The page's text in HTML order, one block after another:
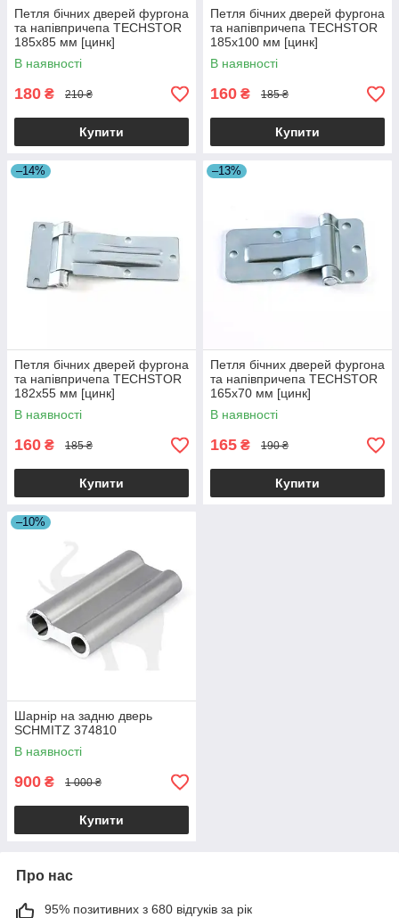
Петля бічних дверей фургона
та напівпричепа TECHSTOR
185х85 мм [цинк]
В наявності
180 ₴ 210 ₴
Купити
Петля бічних дверей фургона
та напівпричепа TECHSTOR
185х100 мм [цинк]
В наявності
160 ₴ 185 ₴
Купити
–14%
Петля бічних дверей фургона
та напівпричепа TECHSTOR
182х55 мм [цинк]
В наявності
160 ₴ 185 ₴
Купити
–13%
Петля бічних дверей фургона
та напівпричепа TECHSTOR
165х70 мм [цинк]
В наявності
165 ₴ 190 ₴
Купити
–10%
Шарнір на задню дверь
SCHMITZ 374810
В наявності
900 ₴ 1 000 ₴
Купити
Про нас
95% позитивних з 680 відгуків за рік